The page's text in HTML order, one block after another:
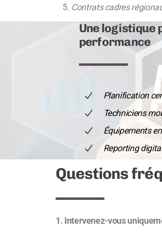
Contrats cadres
Une logistique
performance
Planification
Techniciens
Équipements
Reporting
Questions
1. Intervenez-vous